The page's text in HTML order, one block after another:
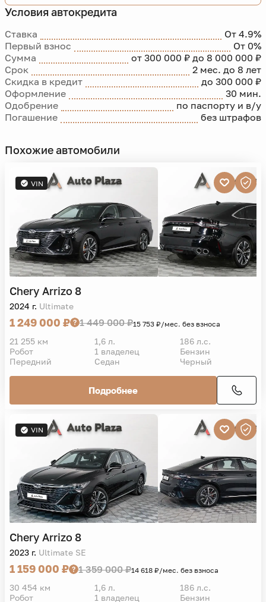
Условия автокредита
Ставка
От 4.9%
Первый взнос
От 0%
Сумма
от 300 000 ₽ до 8 000 000 ₽
Срок
2 мес. до 8 лет
Скидка в кредит
до 300 000 ₽
Оформление
30 мин.
Одобрение
по паспорту и в/у
Погашение
без штрафов
Похожие автомобили
VIN
Chery Arrizo 8
2024 г. Ultimate
1 249 000 ₽ 1 449 000 ₽15 753 ₽/мес. без взноса
21 255 км 1,6 л.
186 л.с.
Робот
1 владелец
Бензин
Передний
Седан Черный
Подробнее
VIN
Chery Arrizo 8
2023 г. Ultimate SE
1 159 000 ₽ 1 359 000 ₽14 618 ₽/мес. без взноса
30 454 км 1,6 л.
186 л.с.
Робот
1 владелец Бензин